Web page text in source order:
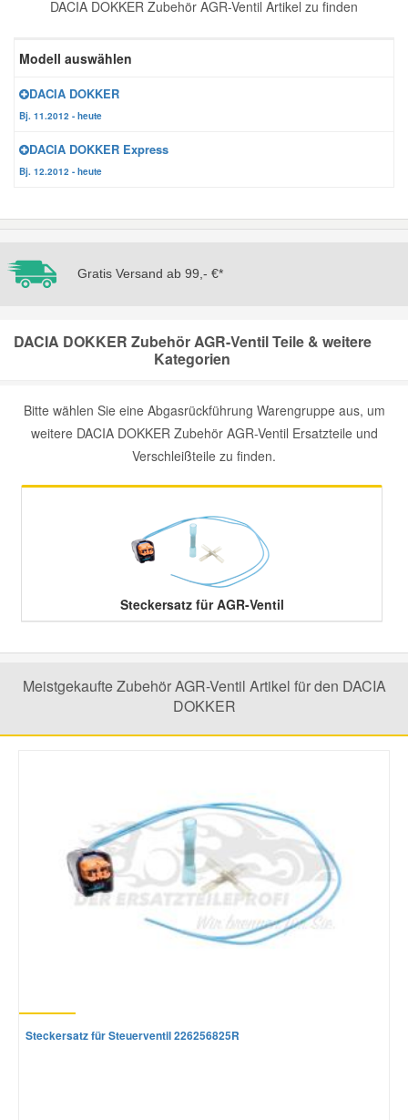
DACIA DOKKER Zubehör AGR-Ventil Artikel zu finden
Modell auswählen
DACIA DOKKER
Bj. 11.2012 - heute
DACIA DOKKER Express
Bj. 12.2012 - heute
Gratis Versand ab 99,- €*
DACIA DOKKER Zubehör AGR-Ventil Teile & weitere
Kategorien
Bitte wählen Sie eine Abgasrückführung Warengruppe aus, um
weitere DACIA DOKKER Zubehör AGR-Ventil Ersatzteile und
Verschleißteile zu finden.
Steckersatz für AGR-Ventil
Meistgekaufte Zubehör AGR-Ventil Artikel für den DACIA
DOKKER
Steckersatz für Steuerventil 226256825R
Zündanlage und Glühanlage
Jeep Ersatzteile
Kia Ersatzteile
Mazda Ersatzteile
Mini Ersatzteile
Mitsubishi Ersatzteile
Nissan Ersatzteile
Skoda Ersatzteile
Smart Ersatzteile
Suzuki Ersatzteile
Vauxhall Ersatzteile